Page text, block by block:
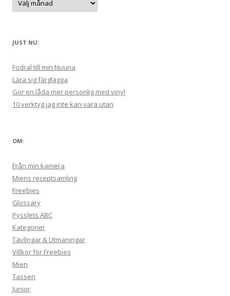
k
JUST NU:
Fodral till min Nuuna
Lära sig färglägga
Gör en låda mer personlig med vinyl
10 verktyg jag inte kan vara utan
OM:
Från min kamera
Miens receptsamling
Freebies
Glossary
Pysslets ABC
Kategorier
Tävlingar & Utmaningar
Villkor för Freebies
Mien
Tassen
Junior